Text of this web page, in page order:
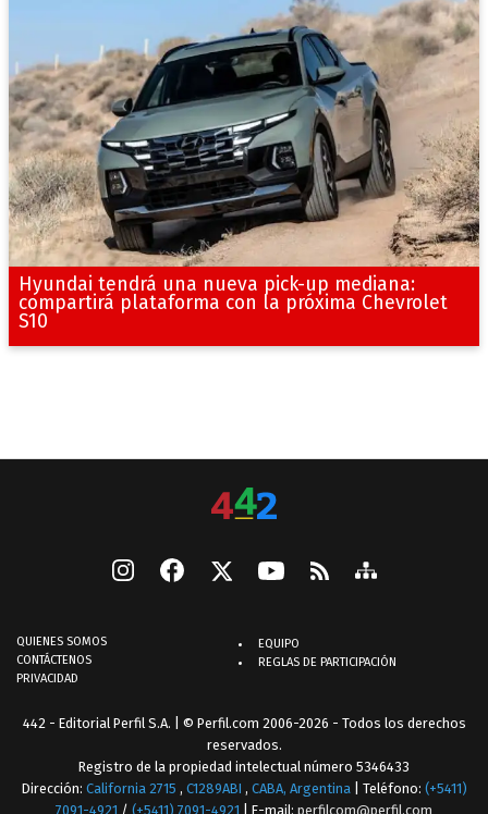
Hyundai tendrá una nueva pick-up mediana:
compartirá plataforma con la próxima Chevrolet
S10
QUIENES SOMOS
CONTÁCTENOS
PRIVACIDAD
EQUIPO
REGLAS DE PARTICIPACIÓN
442 - Editorial Perfil S.A. | © Perfil.com 2006-2026 - Todos los derechos
reservados.
Registro de la propiedad intelectual número 5346433
Dirección: California 2715 , C1289ABI , CABA, Argentina | Teléfono: (+5411)
7091-4921 / (+5411) 7091-4921 | E-mail: perfilcom@perfil.com